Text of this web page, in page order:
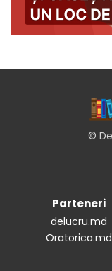
©
Parteneri
delucru.md
Oratorica.md